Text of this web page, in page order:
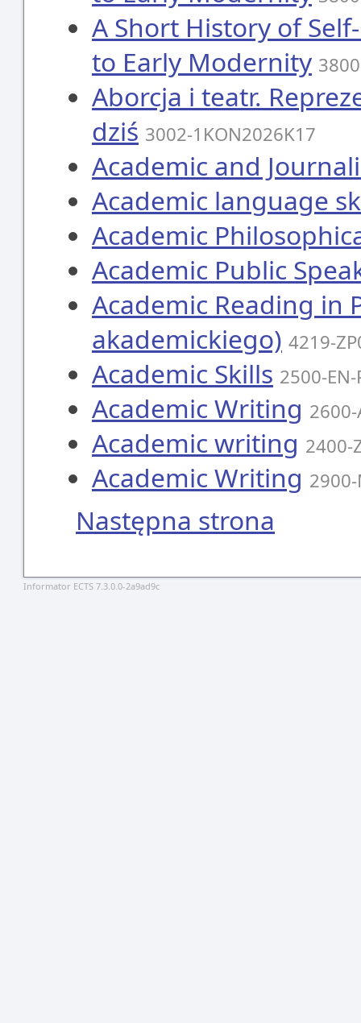
A Short History of
to Early Modernity
Aborcja i teatr.
dziś 3002-1KON2026K17
Academic and
Academic language
Academic
Academic Public
Academic Reading in
akademickiego) 4219-
Academic Skills 2500-EN-
Academic Writing 2600-
Academic writing 2400-
Academic Writing
Następna strona
Informator ECTS 7.3.0.0-2a9ad9c